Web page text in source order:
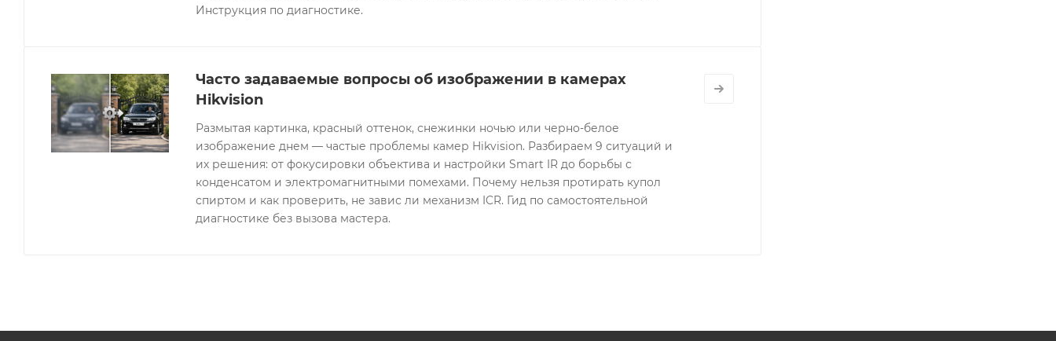
Инструкция по диагностике.
Часто задаваемые вопросы об изображении в камерах
Hikvision
Размытая картинка, красный оттенок, снежинки ночью или черно-белое
изображение днем — частые проблемы камер Hikvision. Разбираем 9 ситуаций и
их решения: от фокусировки объектива и настройки Smart IR до борьбы с
конденсатом и электромагнитными помехами. Почему нельзя протирать купол
спиртом и как проверить, не завис ли механизм ICR. Гид по самостоятельной
диагностике без вызова мастера.